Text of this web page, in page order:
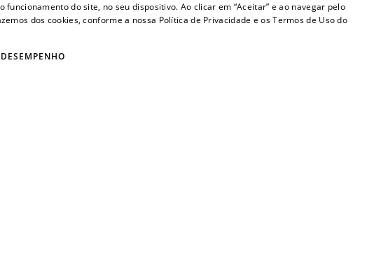
do site, no seu dispositivo. Ao clicar em “Aceitar” e ao navegar pelo
dos cookies, conforme a nossa Política de Privacidade e os Termos de Uso do
DESEMPENHO